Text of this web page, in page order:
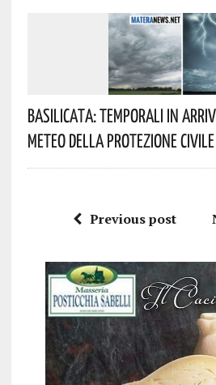
Basilicata: Temporali In
Meteo Della Protezione Civile
Previous post